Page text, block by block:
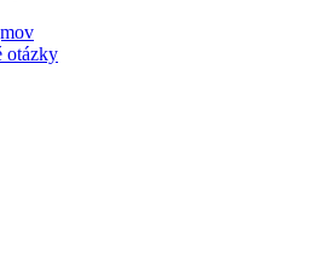
otázky